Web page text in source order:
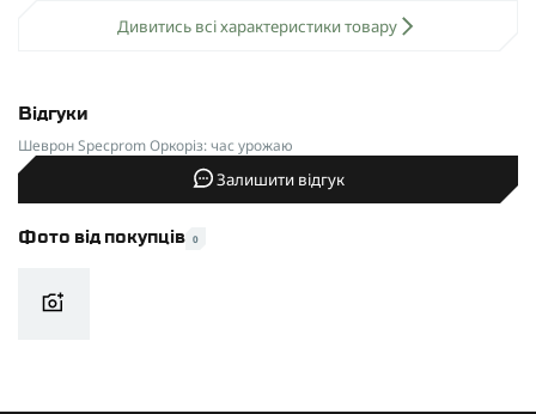
Дивитись всі характеристики товару
Відгуки
Шеврон Specprom Оркоріз: час урожаю
Залишити відгук
Фото від покупців 0